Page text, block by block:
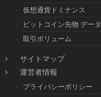
仮想通貨ドミナンス
ビットコイン先物 データ
取引ボリューム
サイトマップ
運営者情報
プライバシーポリシー